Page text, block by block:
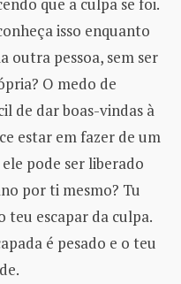
isso enquanto
outra pessoa, sem ser
O medo de
de dar boas-vindas à
estar em fazer de um
pode ser liberado
por ti mesmo? Tu
teu escapar da culpa.
é pesado e o teu